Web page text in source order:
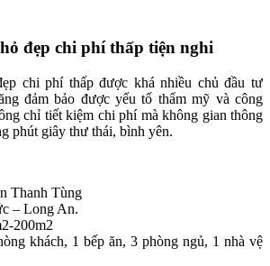
đẹp chi phí thấp tiện nghi
chi phí thấp được khá nhiều chủ đầu tư
đảm bảo được yếu tố thẩm mỹ và công
chỉ tiết kiệm chi phí mà không gian thông
phút giây thư thái, bình yên.
Thanh Tùng
– Long An.
200m2
khách, 1 bếp ăn, 3 phòng ngủ, 1 nhà vệ